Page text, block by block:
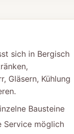
sich in Bergisch
Gläsern, Kühlung
Bausteine
Service möglich